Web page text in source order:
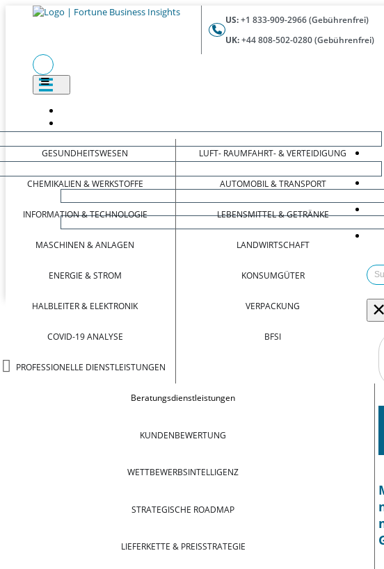
US:+1 833-909-2966 (Gebührenfrei)
UK:+44 808-502-0280 (Gebührenfrei)
GESUNDHEITSWESEN
CHEMIKALIEN & WERKSTOFFE
INFORMATION & TECHNOLOGIE
MASCHINEN & ANLAGEN
ENERGIE & STROM
HALBLEITER & ELEKTRONIK
COVID-19 ANALYSE
PROFESSIONELLE DIENSTLEISTUNGEN
LUFT- RAUMFAHRT- & VERTEIDIGUNG
AUTOMOBIL & TRANSPORT
LEBENSMITTEL & GETRÄNKE
LANDWIRTSCHAFT
KONSUMGÜTER
VERPACKUNG
BFSI
Beratungsdienstleistungen
KUNDENBEWERTUNG
WETTBEWERBSINTELLIGENZ
STRATEGISCHE ROADMAP
LIEFERKETTE & PREISSTRATEGIE
×